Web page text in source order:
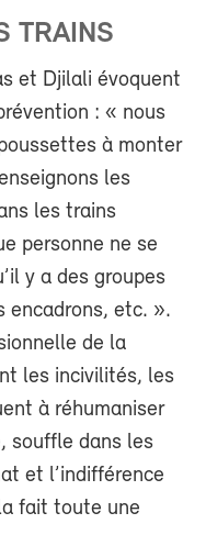
TRAINS
et Djilali évoquent
: « nous
à monter
les
les trains
personne ne se
y a des groupes
encadrons, etc. ».
de la
les incivilités, les
à réhumaniser
souffle dans les
et l’indifférence
fait toute une